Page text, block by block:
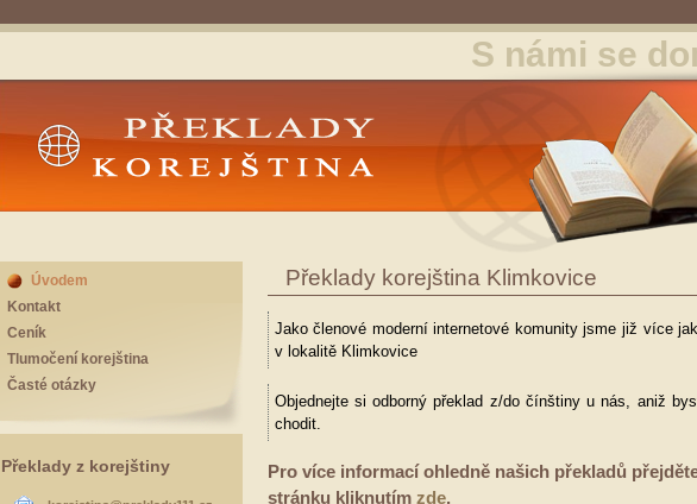
Překlady Korejština
S námi se
Překlady korejština Klimkovice
Jako členové moderní internetové komunity jsme již více
v lokalitě Klimkovice
Objednejte si odborný překlad z/do čínštiny u nás, aniž
chodit.
Pro více informací ohledně našich překladů
stránku kliknutím zde.
Úvodem
Kontakt
Ceník
Tlumočení korejština
Časté otázky
Překlady z korejštiny